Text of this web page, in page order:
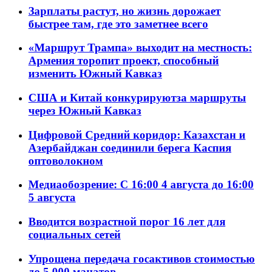
Зарплаты растут, но жизнь дорожает
быстрее там, где это заметнее всего
«Маршрут Трампа» выходит на местность:
Армения торопит проект, способный
изменить Южный Кавказ
США и Китай конкурируютза маршруты
через Южный Кавказ
Цифровой Средний коридор: Казахстан и
Азербайджан соединили берега Каспия
оптоволокном
Медиаобозрение: С 16:00 4 августа до 16:00
5 августа
Вводится возрастной порог 16 лет для
социальных сетей
Упрощена передача госактивов стоимостью